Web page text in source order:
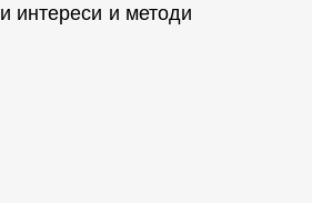
интереси и методи